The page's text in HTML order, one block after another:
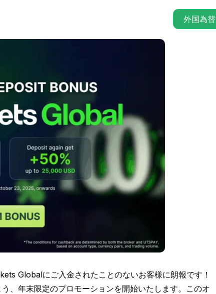
外国為替
Globalにご入金されたことのないお客様に朗報です！
、年末限定のプロモーションを開始いたします。このオ